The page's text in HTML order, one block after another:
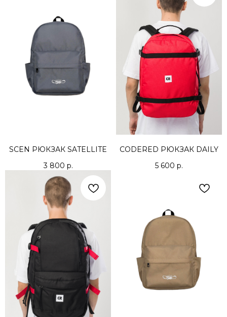
SCEN РЮКЗАК SATELLITE
3 800 р.
CODERED РЮКЗАК DAILY
5 600 р.